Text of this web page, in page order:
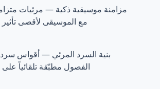
مزامنة موسيقية ذكية — مرئيات
مع الموسيقى لأقصى
بنية السرد المرئي — أقواس
الفصول مطبّقة تلقائياً